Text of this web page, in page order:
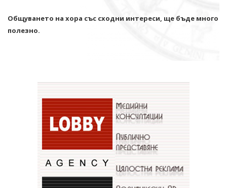
Общуването на хора със сходни интереси, ще бъде много
полезно.